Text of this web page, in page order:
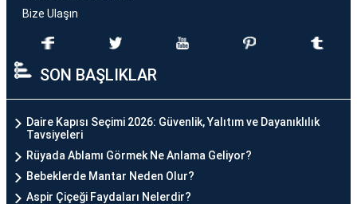
Bize Ulaşın
SON BAŞLIKLAR
Daire Kapısı Seçimi 2026: Güvenlik, Yalıtım ve Dayanıklılık
Tavsiyeleri
Rüyada Ablamı Görmek Ne Anlama Geliyor?
Bebeklerde Mantar Neden Olur?
Aspir Çiçeği Faydaları Nelerdir?